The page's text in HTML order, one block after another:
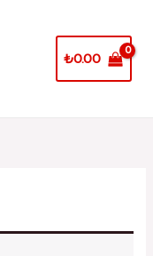
₺0.00